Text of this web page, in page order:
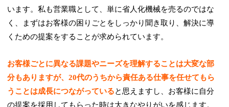
います。私も営業職として、単に省人化機械を売るのではな
く、まずはお客様の困りごとをしっかり聞き取り、解決に導
くための提案をすることが求められています。
お客様ごとに異なる課題やニーズを理解することは大変な部
分もありますが、20代のうちから責任ある仕事を任せてもら
うことは成長につながっていると思えますし、お客様に自分
の提案を採用してもらった時は大きなやりがいを感じます。